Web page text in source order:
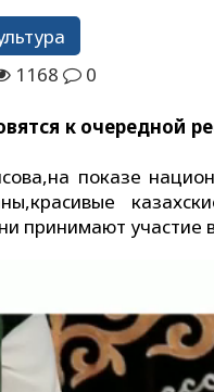
1168 0
к очередной
показе
принимают участие